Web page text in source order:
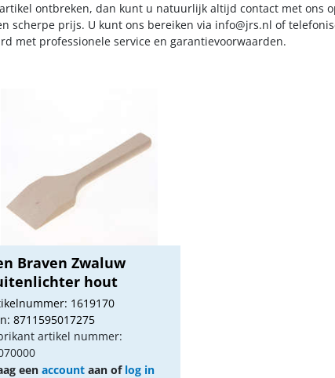
ontbreken, dan kunt u natuurlijk altijd contact met ons
scherpe prijs. U kunt ons bereiken via info@jrs.nl of
met professionele service en garantievoorwaarden.
Braven Zwaluw
hout
1619170
8711595017275
artikel nummer:
eenaccount aan of log in